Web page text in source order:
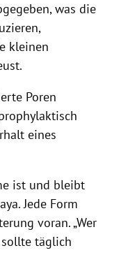
was die
kleinen
Poren
eines
ist und bleibt
Jede Form
voran. „Wer
täglich